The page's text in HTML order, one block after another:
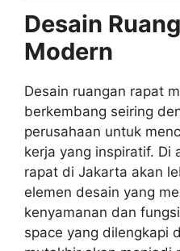
Desain
Modern
Desain ruangan rapat
berkembang seiring
perusahaan untuk
kerja yang inspiratif. Di
rapat di Jakarta akan
elemen desain yang
kenyamanan dan
space yang dilengkapi